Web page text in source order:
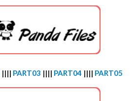
|||| PART03 |||| PART04 |||| PART05